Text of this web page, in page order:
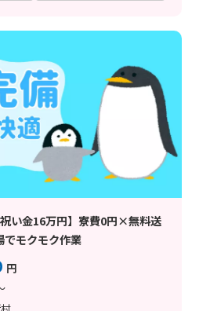
祝い金16万円】寮費0円×無料送
モクモク作業
円